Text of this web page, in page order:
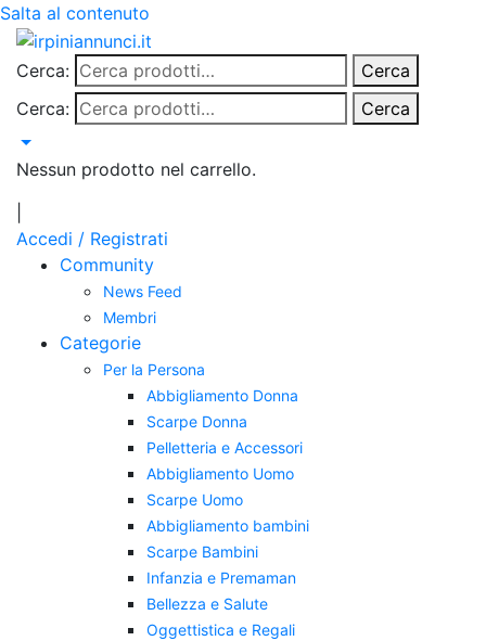
Salta al contenuto
Cerca:
Cerca
Cerca:
Cerca
Nessun prodotto nel carrello.
Accedi / Registrati
Community
News Feed
Membri
Categorie
Per la Persona
Abbigliamento Donna
Scarpe Donna
Pelletteria e Accessori
Abbigliamento Uomo
Scarpe Uomo
Abbigliamento bambini
Scarpe Bambini
Infanzia e Premaman
Bellezza e Salute
Oggettistica e Regali